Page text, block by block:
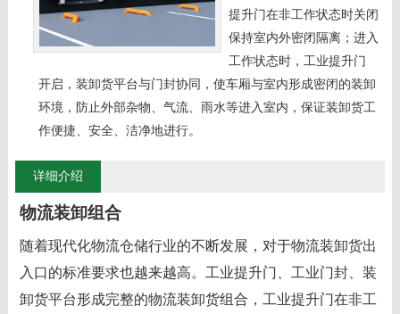
提升门在非工作状态时关闭
保持室内外密闭隔离；进入
工作状态时，工业提升门
开启，装卸货平台与门封协同，使车厢与室内形成密闭的装卸
环境，防止外部杂物、气流、雨水等进入室内，保证装卸货工
作便捷、安全、洁净地进行。
详细介绍
物流装卸组合
随着现代化物流仓储行业的不断发展，对于物流装卸货出
入口的标准要求也越来越高。工业提升门、工业门封、装
卸货平台形成完整的物流装卸货组合，工业提升门在非工